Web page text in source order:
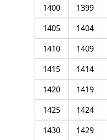
1399
1400
1404
1405
1409
1410
1414
1415
1419
1420
1424
1425
1429
1430